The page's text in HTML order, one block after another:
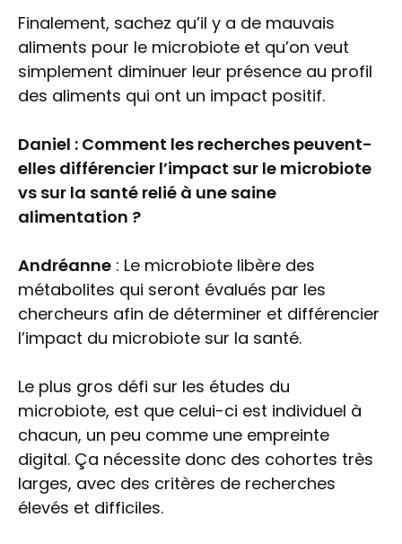
Finalement, sachez qu’il y a de mauvais
aliments pour le microbiote et qu’on veut
simplement diminuer leur présence au profil
des aliments qui ont un impact positif.
Daniel : Comment les recherches peuvent-
elles différencier l’impact sur le microbiote
vs sur la santé relié à une saine
alimentation ?
Andréanne : Le microbiote libère des
métabolites qui seront évalués par les
chercheurs afin de déterminer et différencier
l’impact du microbiote sur la santé.
Le plus gros défi sur les études du
microbiote, est que celui-ci est individuel à
chacun, un peu comme une empreinte
digital. Ça nécessite donc des cohortes très
larges, avec des critères de recherches
élevés et difficiles.